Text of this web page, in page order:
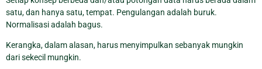
satu, dan hanya satu, tempat. Pengulangan adalah buruk.
Normalisasi adalah bagus.
Kerangka, dalam alasan, harus menyimpulkan sebanyak mungkin
dari sekecil mungkin.